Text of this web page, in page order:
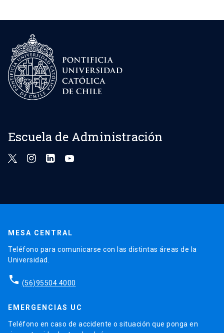
Escuela de Administración
MESA CENTRAL
Teléfono para comunicarse con las distintas áreas de la
Universidad.
phone (56)95504 4000
EMERGENCIAS UC
Teléfono en caso de accidente o situación que ponga en